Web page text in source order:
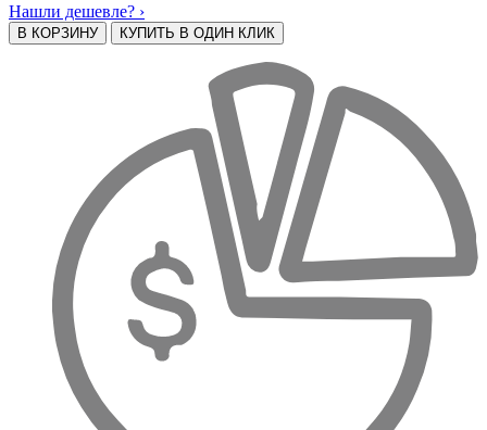
Нашли дешевле? ›
В КОРЗИНУ КУПИТЬ В ОДИН КЛИК